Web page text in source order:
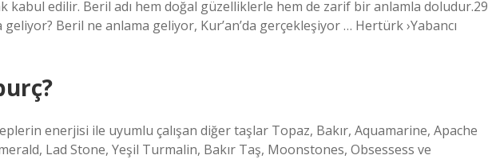
kabul edilir. Beril adı hem doğal güzelliklerle hem de zarif bir anlamla doludur.29
geliyor? Beril ne anlama geliyor, Kur’an’da gerçekleşiyor … Hertürk ›Yabancı
enerjisi ile uyumlu çalışan diğer taşlar Topaz, Bakır, Aquamarine, Apache
Lad Stone, Yeşil Turmalin, Bakır Taş, Moonstones, Obsessess ve